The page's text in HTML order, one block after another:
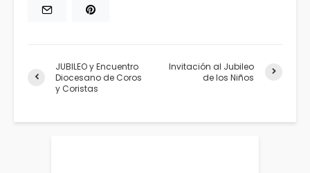
JUBILEO y Encuentro
Diocesano de Coros
y Coristas
Invitación al Jubileo
de los Niños